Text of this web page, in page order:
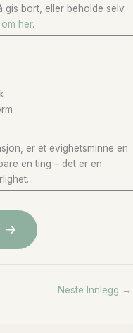
gis bort, eller beholde selv.
om her.
er et evighetsminne en
en ting – det er en
Neste Innlegg →